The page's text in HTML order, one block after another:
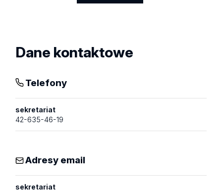
Dane kontaktowe
Telefony
sekretariat
42-635-46-19
Adresy email
sekretariat